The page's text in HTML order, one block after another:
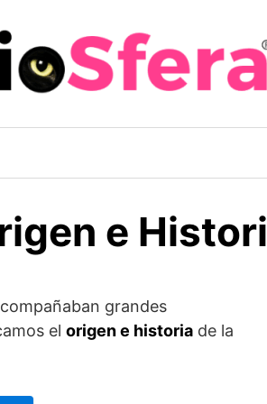
e
grandes
el origen e historia de la